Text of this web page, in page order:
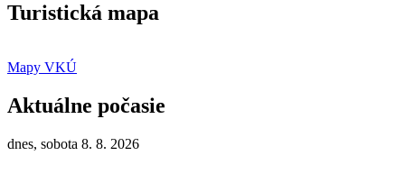
Turistická mapa
Mapy VKÚ
Aktuálne počasie
dnes, sobota 8. 8. 2026